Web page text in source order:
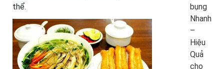
thể.
bụng
Nhanh
–
Hiệu
Quả
cho